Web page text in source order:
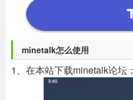
minetalk怎么使用
1、在本站下载minetalk论坛；